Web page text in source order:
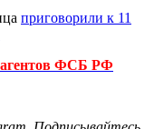
приговорили к 11
агентов ФСБ РФ